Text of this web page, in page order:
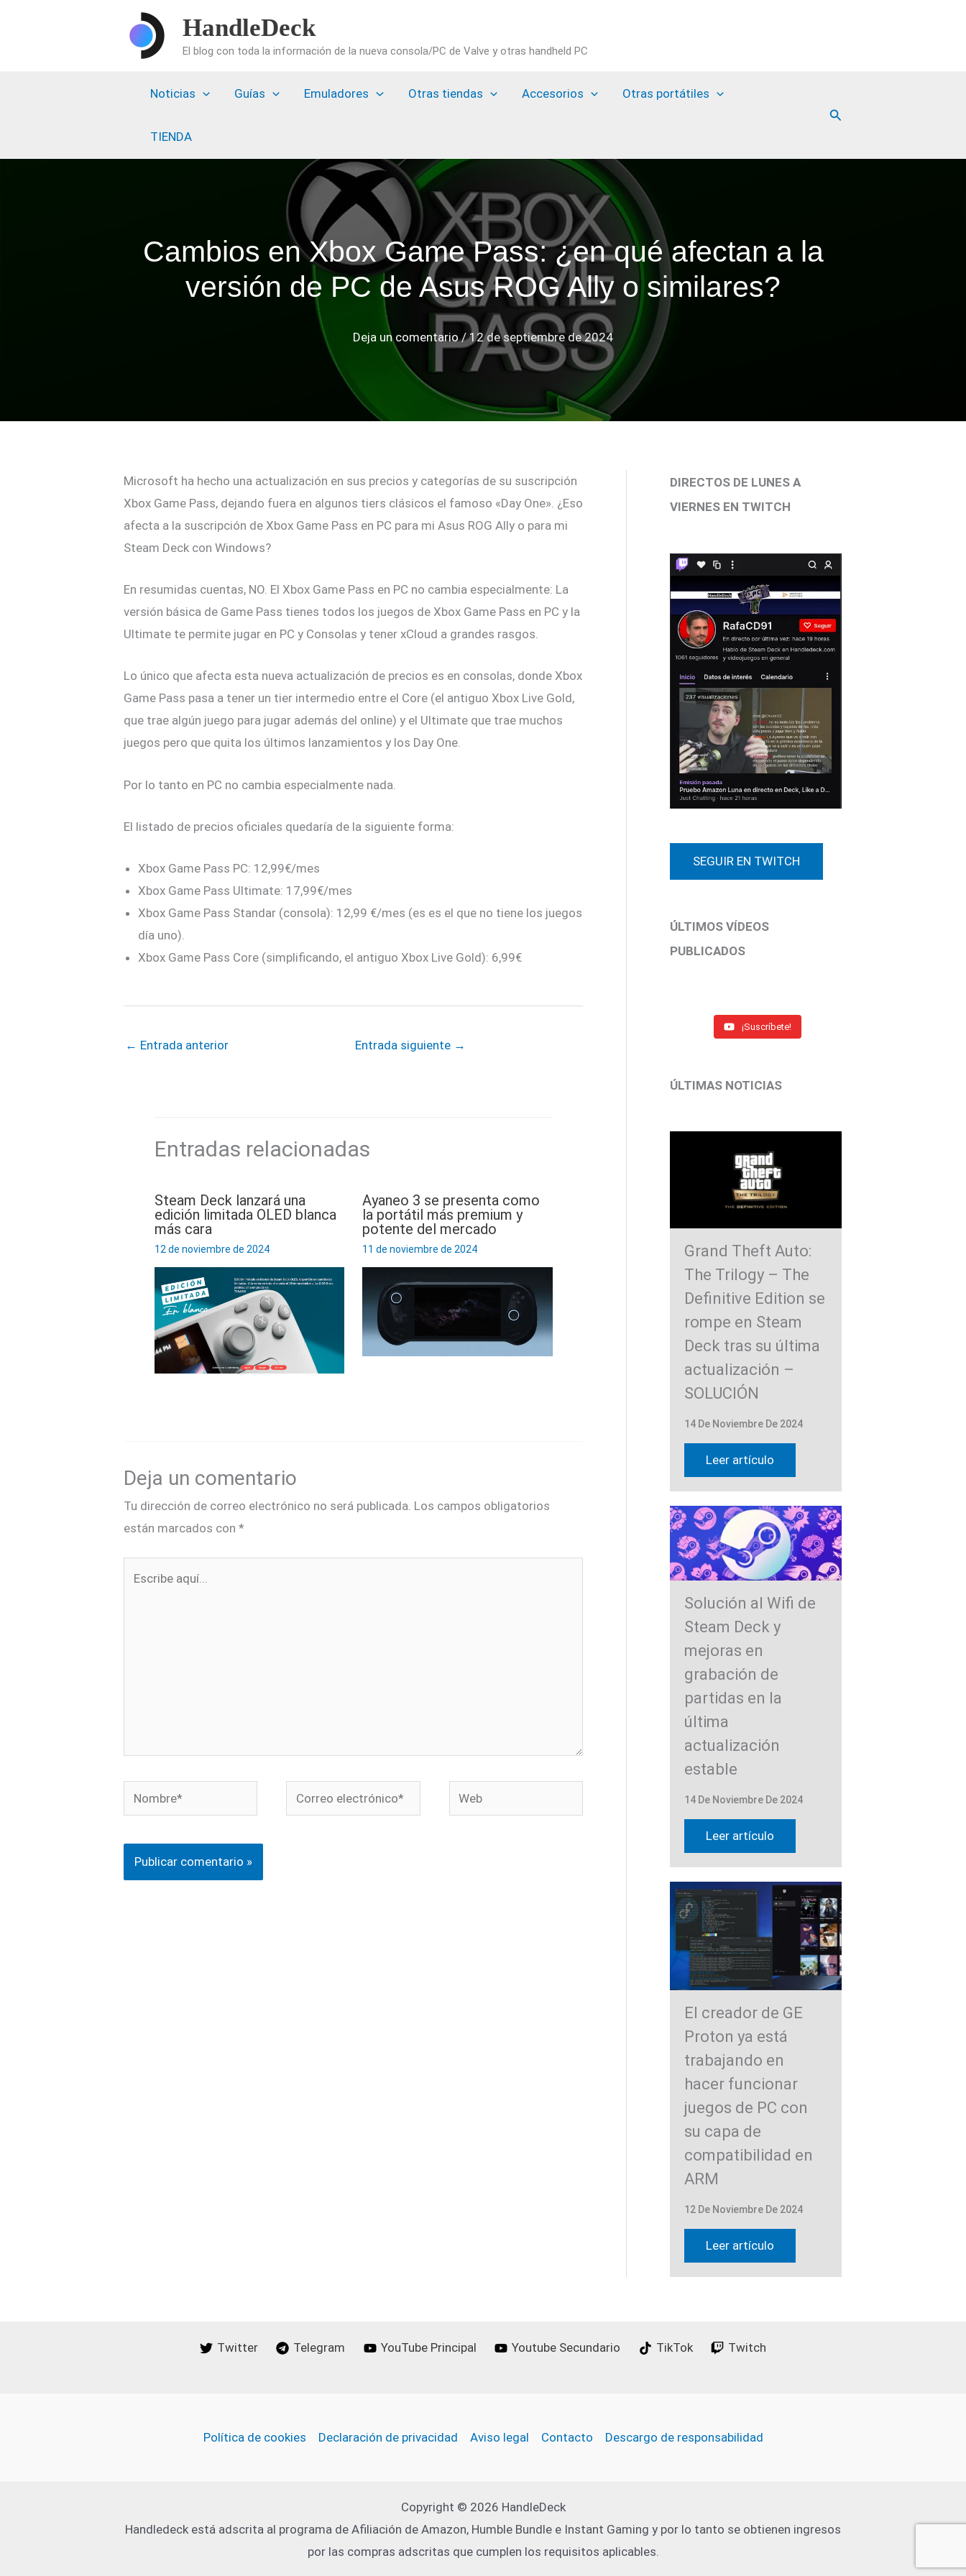
HandleDeck
El blog con toda la información de la nueva consola/PC de Valve y otras handheld PC
Noticias Guías Emuladores Otras tiendas Accesorios Otras portátiles
TIENDA
Buscar
Cambios en Xbox Game Pass: ¿en qué afectan a la
versión de PC de Asus ROG Ally o similares?
Deja un comentario /12 de septiembre de 2024
Microsoft ha hecho una actualización en sus precios y categorías de su suscripción
Xbox Game Pass, dejando fuera en algunos tiers clásicos el famoso «Day One». ¿Eso
afecta a la suscripción de Xbox Game Pass en PC para mi Asus ROG Ally o para mi
Steam Deck con Windows?
En resumidas cuentas, NO. El Xbox Game Pass en PC no cambia especialmente: La
versión básica de Game Pass tienes todos los juegos de Xbox Game Pass en PC y la
Ultimate te permite jugar en PC y Consolas y tener xCloud a grandes rasgos.
Lo único que afecta esta nueva actualización de precios es en consolas, donde Xbox
Game Pass pasa a tener un tier intermedio entre el Core (el antiguo Xbox Live Gold,
que trae algún juego para jugar además del online) y el Ultimate que trae muchos
juegos pero que quita los últimos lanzamientos y los Day One.
Por lo tanto en PC no cambia especialmente nada.
El listado de precios oficiales quedaría de la siguiente forma:
Xbox Game Pass PC: 12,99€/mes
Xbox Game Pass Ultimate: 17,99€/mes
Xbox Game Pass Standar (consola): 12,99 €/mes (es es el que no tiene los juegos
día uno).
Xbox Game Pass Core (simplificando, el antiguo Xbox Live Gold): 6,99€
← Entrada anterior Entrada siguiente →
Entradas relacionadas
Steam Deck lanzará una
edición limitada OLED blanca
más cara
12 de noviembre de 2024
Ayaneo 3 se presenta como
la portátil más premium y
potente del mercado
11 de noviembre de 2024
Deja un comentario
Tu dirección de correo electrónico no será publicada. Los campos obligatorios
están marcados con *
Nombre*
Correo
electrónico*
Web
DIRECTOS DE LUNES A
VIERNES EN TWITCH
SEGUIR EN TWITCH
ÚLTIMOS VÍDEOS
PUBLICADOS
¡Suscríbete!
ÚLTIMAS NOTICIAS
Grand Theft Auto:
The Trilogy – The
Definitive Edition se
rompe en Steam
Deck tras su última
actualización –
SOLUCIÓN
14 De Noviembre De 2024
Leer artículo
Solución al Wifi de
Steam Deck y
mejoras en
grabación de
partidas en la
última
actualización
estable
14 De Noviembre De 2024
Leer artículo
El creador de GE
Proton ya está
trabajando en
hacer funcionar
juegos de PC con
su capa de
compatibilidad en
ARM
12 De Noviembre De 2024
Leer artículo
Twitter Telegram YouTube Principal Youtube Secundario TikTok Twitch
Política de cookies Declaración de privacidad Aviso legal Contacto Descargo de responsabilidad
Copyright © 2026 HandleDeck
Handledeck está adscrita al programa de Afiliación de Amazon, Humble Bundle e Instant Gaming y por lo tanto se obtienen ingresos
por las compras adscritas que cumplen los requisitos aplicables.